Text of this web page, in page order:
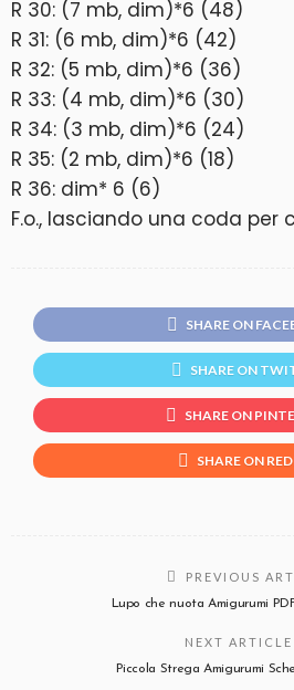
R 30: (7 mb, dim)*6 (48)
R 31: (6 mb, dim)*6 (42)
R 32: (5 mb, dim)*6 (36)
R 33: (4 mb, dim)*6 (30)
R 34: (3 mb, dim)*6 (24)
R 35: (2 mb, dim)*6 (18)
R 36: dim* 6 (6)
F.o., lasciando una coda per
SHARE ON
SHARE ON
SHARE ON
SHARE ON
PREVIOUS
Lupo che nuota Amigurumi
NEXT ARTICLE
Piccola Strega Amigurumi